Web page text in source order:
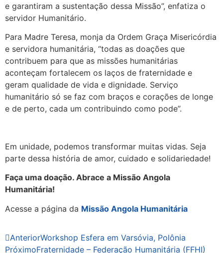
e garantiram a sustentação dessa Missão”, enfatiza o
servidor Humanitário.
Para Madre Teresa, monja da Ordem Graça Misericórdia
e servidora humanitária, “todas as doações que
contribuem para que as missões humanitárias
aconteçam fortalecem os laços de fraternidade e
geram qualidade de vida e dignidade. Serviço
humanitário só se faz com braços e corações de longe
e de perto, cada um contribuindo como pode”.
Em unidade, podemos transformar muitas vidas. Seja
parte dessa história de amor, cuidado e solidariedade!
Faça uma doação. Abrace a Missão Angola
Humanitária!
Acesse a página da Missão Angola Humanitária
AnteriorWorkshop Esfera em Varsóvia, Polônia
PróximoFraternidade – Federação Humanitária (FFHI)